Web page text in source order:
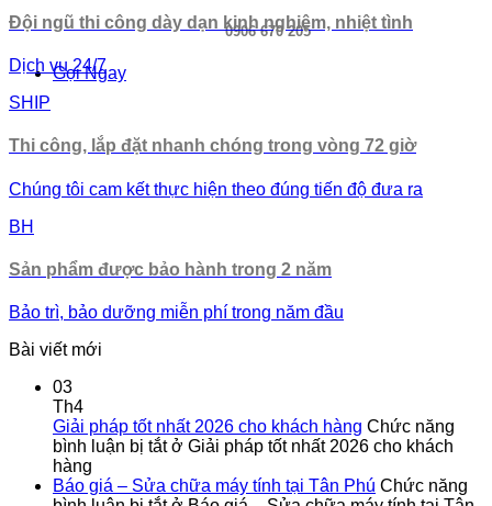
0906 670 205
Gọi Ngay
Đội ngũ thi công dày dạn kinh nghiệm, nhiệt tình
Dịch vụ 24/7
SHIP
Thi công, lắp đặt nhanh chóng trong vòng 72 giờ
Chúng tôi cam kết thực hiện theo đúng tiến độ đưa ra
BH
Sản phẩm được bảo hành trong 2 năm
Bảo trì, bảo dưỡng miễn phí trong năm đầu
Bài viết mới
03
Th4
Giải pháp tốt nhất 2026 cho khách hàng Chức năng
bình luận bị tắtở Giải pháp tốt nhất 2026 cho khách
hàng
Báo giá – Sửa chữa máy tính tại Tân Phú Chức năng